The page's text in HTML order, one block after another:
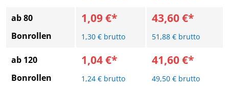
ab 80
Bonrollen
1,09 €*
1,30 € brutto
43,60 €*
51,88 € brutto
ab 120
Bonrollen
1,04 €*
1,24 € brutto
41,60 €*
49,50 € brutto